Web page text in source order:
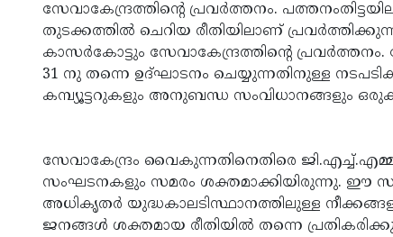
സേവാകേന്ദ്രത്തിന്റെ പ്രവര്‍ത്തനം.
തുടക്കത്തില്‍ ചെറിയ രീതിയിലാണ്
കാസര്‍കോട്ടും സേവാകേന്ദ്രത്തിന്റെ
31 നു തന്നെ ഉദ്ഘാടനം ചെയ്യുന്നതിനുള്ള
കമ്പ്യൂട്ടറുകളും അനുബന്ധ സംവിധാനങ്ങളും
സേവാകേന്ദ്രം വൈകുന്നതിനെതിരെ
സംഘടനകളും സമരം ശക്തമാക്കിയിരുന്നു. ഈ
അധികൃതര്‍ യുദ്ധകാലടിസ്ഥാനത്തിലുള്ള
ജനങ്ങള്‍ ശക്തമായ രീതിയില്‍ തന്നെ